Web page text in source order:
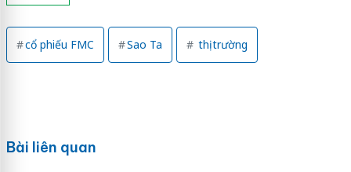
cổ phiếu FMC Sao Ta thị trường
Bài liên quan